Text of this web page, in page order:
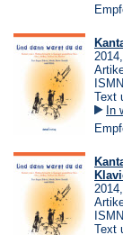
Text
In
Text